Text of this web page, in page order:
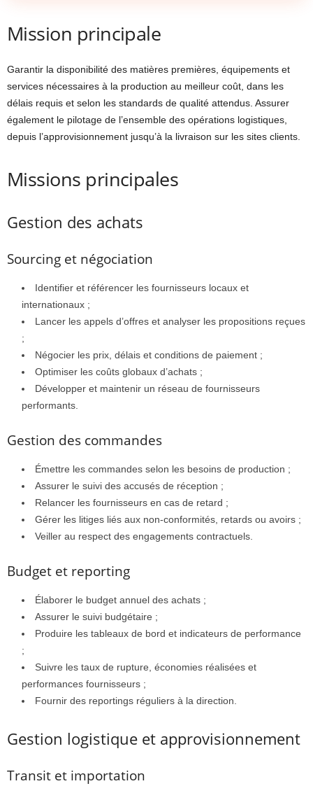
Mission principale
Garantir la disponibilité des matières premières, équipements et
services nécessaires à la production au meilleur coût, dans les
délais requis et selon les standards de qualité attendus. Assurer
également le pilotage de l’ensemble des opérations logistiques,
depuis l’approvisionnement jusqu’à la livraison sur les sites clients.
Missions principales
Gestion des achats
Sourcing et négociation
Identifier et référencer les fournisseurs locaux et
internationaux ;
Lancer les appels d’offres et analyser les propositions reçues
;
Négocier les prix, délais et conditions de paiement ;
Optimiser les coûts globaux d’achats ;
Développer et maintenir un réseau de fournisseurs
performants.
Gestion des commandes
Émettre les commandes selon les besoins de production ;
Assurer le suivi des accusés de réception ;
Relancer les fournisseurs en cas de retard ;
Gérer les litiges liés aux non-conformités, retards ou avoirs ;
Veiller au respect des engagements contractuels.
Budget et reporting
Élaborer le budget annuel des achats ;
Assurer le suivi budgétaire ;
Produire les tableaux de bord et indicateurs de performance
;
Suivre les taux de rupture, économies réalisées et
performances fournisseurs ;
Fournir des reportings réguliers à la direction.
Gestion logistique et approvisionnement
Transit et importation